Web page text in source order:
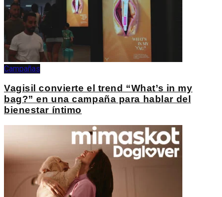
Campañas
Vagisil convierte el trend “What’s in my
bag?” en una campaña para hablar del
bienestar íntimo